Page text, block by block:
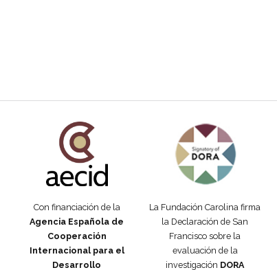
Con financiación de la
Agencia Española de
Cooperación
Internacional para el
Desarrollo
La Fundación Carolina firma
la Declaración de San
Francisco sobre la
evaluación de la
investigación DORA